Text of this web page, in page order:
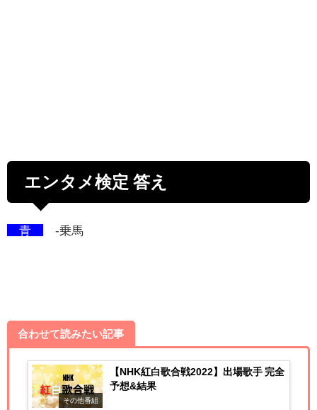
エンタメ検定 答え
青 -乗馬
合わせて読みたい記事
その他番組
【NHK紅白歌合戦2022】出場歌手 完全
予想&結果